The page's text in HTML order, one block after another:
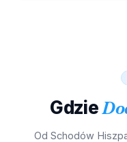
Gdzie
Od Schodów